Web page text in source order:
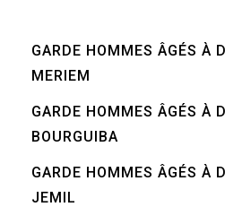
GARDE HOMMES ÂGÉS À
MERIEM
GARDE HOMMES ÂGÉS À
BOURGUIBA
GARDE HOMMES ÂGÉS À
JEMIL